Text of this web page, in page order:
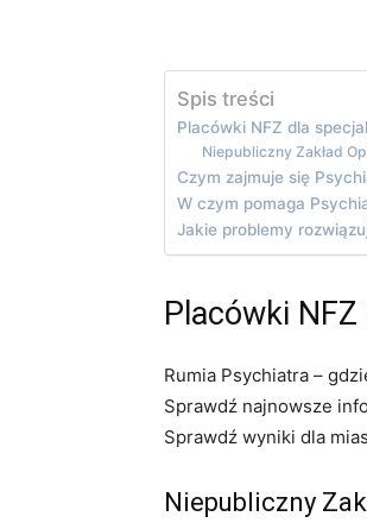
Spis treści
Placówki NFZ dla
Niepubliczny Zakład
Czym zajmuje się
W czym pomaga
Jakie problemy
Placówki
Rumia Psychiatra –
Sprawdź najnowsze
Sprawdź wyniki dla
Niepubliczny